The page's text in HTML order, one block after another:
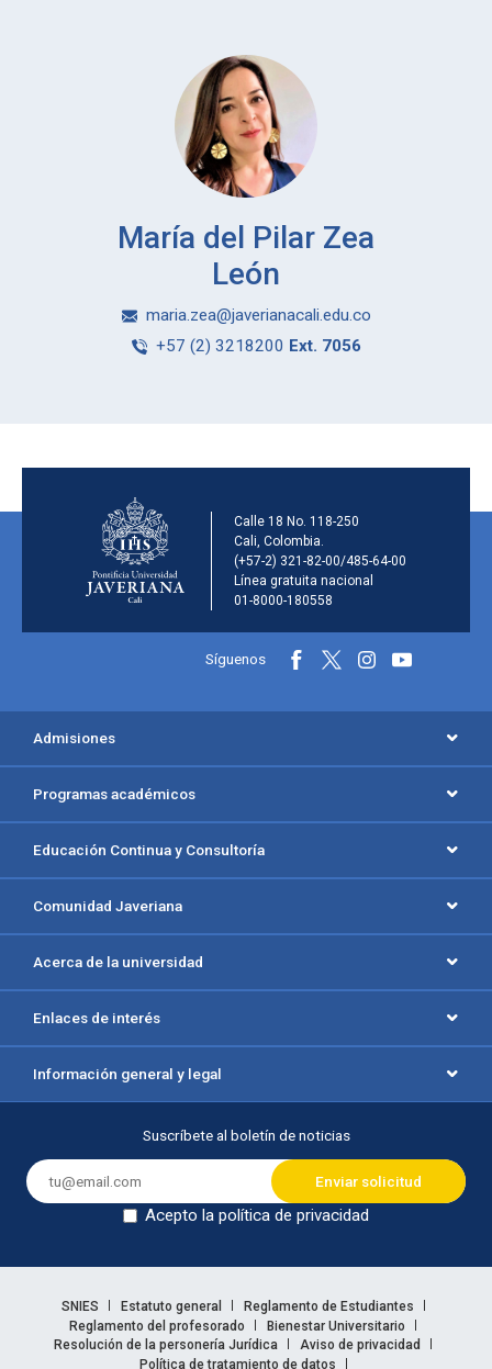
María del Pilar Zea
León
maria.zea@javerianacali.edu.co
+57 (2) 3218200 Ext. 7056
Información de la
Calle 18 No. 118-250
Cali, Colombia.
(+57-2) 321-82-00/485-64-00
Línea gratuita nacional
01-8000-180558
Información y redes sociales
Síguenos
Menú principal del footer
Admisiones
Programas académicos
Educación Continua y Consultoría
Comunidad Javeriana
Acerca de la universidad
Enlaces de interés
Información general y legal
Suscríbete al boletín de noticias
Acepto la política de privacidad
Enlaces legales
SNIES Estatuto general
Reglamento de Estudiantes
Reglamento del profesorado
Bienestar Universitario
Resolución de la personería Jurídica
Aviso de privacidad
Política de tratamiento de datos